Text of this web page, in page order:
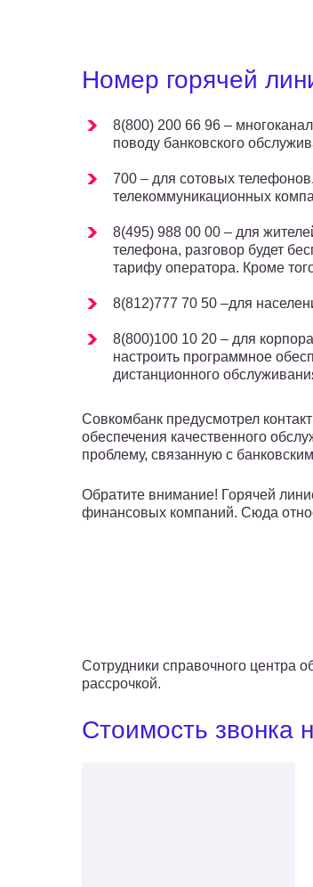
Номер горячей
8(800) 200 66 96 –
поводу банковского
700 – для сотовых
телекоммуникационных
8(495) 988 00 00 – для
телефона, разговор будет
тарифу оператора. Кроме
8(812)777 70 50 –для
8(800)100 10 20 – для
настроить программное
дистанционного
Совкомбанк предусмотрел
обеспечения качественного
проблему, связанную с
Обратите внимание! Горячей
финансовых компаний. Сюда
Сотрудники справочного центра
рассрочкой.
Стоимость звонка